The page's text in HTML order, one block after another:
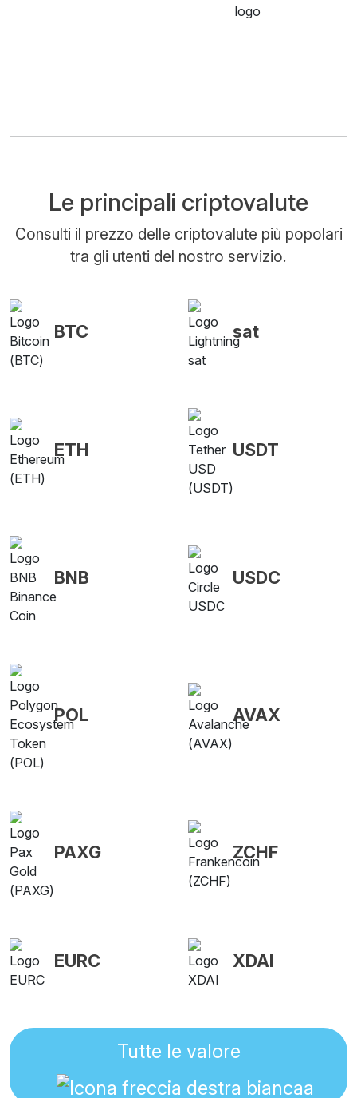
Le principali criptovalute
Consulti il prezzo delle criptovalute più popolari
tra gli utenti del nostro servizio.
BTC sat
ETH USDT
BNB USDC
POL AVAX
PAXG ZCHF
EURC XDAI
Tutte le valore